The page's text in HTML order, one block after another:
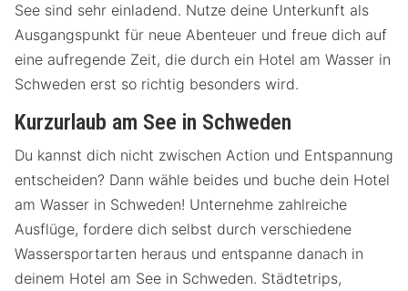
See sind sehr einladend. Nutze deine Unterkunft als
Ausgangspunkt für neue Abenteuer und freue dich auf
eine aufregende Zeit, die durch ein Hotel am Wasser in
Schweden erst so richtig besonders wird.
Kurzurlaub am See in Schweden
Du kannst dich nicht zwischen Action und Entspannung
entscheiden? Dann wähle beides und buche dein Hotel
am Wasser in Schweden! Unternehme zahlreiche
Ausflüge, fordere dich selbst durch verschiedene
Wassersportarten heraus und entspanne danach in
deinem Hotel am See in Schweden. Städtetrips,